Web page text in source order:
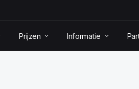
Prijzen Informatie